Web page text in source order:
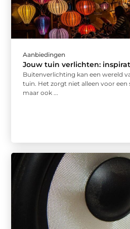
Aanbiedingen
Jouw tuin verlichten:
Buitenverlichting kan een wereld
tuin. Het zorgt niet alleen voor een
maar ook ...